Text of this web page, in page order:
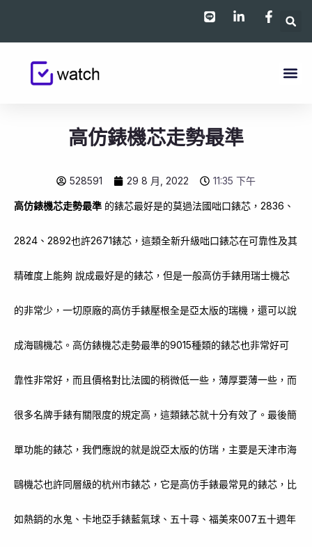
高仿錶機芯走勢最準
528591 29 8 月, 2022 11:35 下午
高仿錶機芯走勢最準 的錶芯最好是的莫過法國咄口錶芯，2836、
2824、2892也許2671錶芯，這類全新升級咄口錶芯在可靠性及其
精確度上能夠 說成最好是的錶芯，但是一般高仿手錶用瑞士機芯
的非常少，一切原廠的高仿手錶壓根全是亞太版的瑞機，還可以說
成海鷗機芯。高仿錶機芯走勢最準的9015種類的錶芯也非常好可
靠性非常好，而且價格對比法國的稍微低一些，薄厚要薄一些，而
很多名牌手錶有關限度的規定高，這類錶芯就十分有效了。最後簡
單功能的錶芯，我們應說的就是說亞太版的仿瑞，主要是天津市海
鷗機芯也許同層級的杭州市錶芯，它是高仿手錶最常見的錶芯，比
如熱銷的水鬼、卡地亞手錶藍氣球、五十尋、福美來007五十週年